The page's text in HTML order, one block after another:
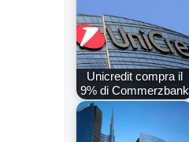
Unicredit compra il
9% di Commerzbank